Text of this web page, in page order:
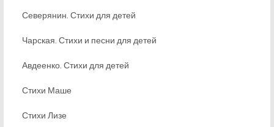
Северянин. Стихи для детей
Чарская. Стихи и песни для детей
Авдеенко. Стихи для детей
Стихи Маше
Стихи Лизе